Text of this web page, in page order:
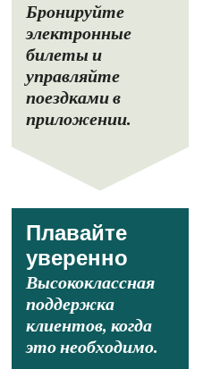
Бронируйте
электронные
билеты и
управляйте
поездками в
приложении.
Плавайте
уверенно
Высококлассная
поддержка
клиентов, когда
это необходимо.